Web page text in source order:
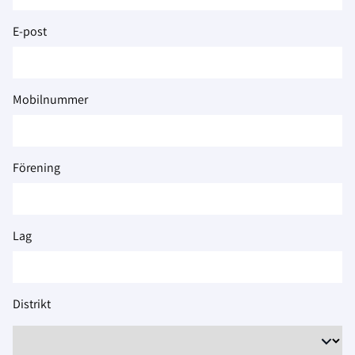
E-post
Mobilnummer
Förening
Lag
Distrikt